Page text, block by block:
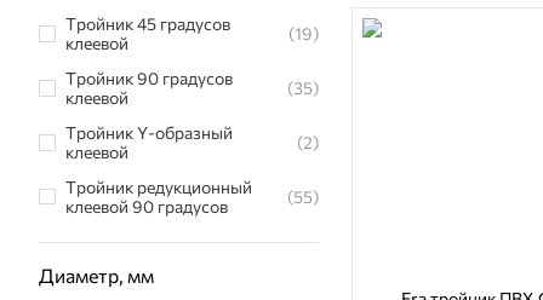
Тройник 45 градусов
клеевой
(19)
Тройник 90 градусов
клеевой
(35)
Тройник Y-образный
клеевой
(2)
Тройник редукционный
клеевой 90 градусов
(55)
Тройник резьбовой 90
(16)
Диаметр, мм